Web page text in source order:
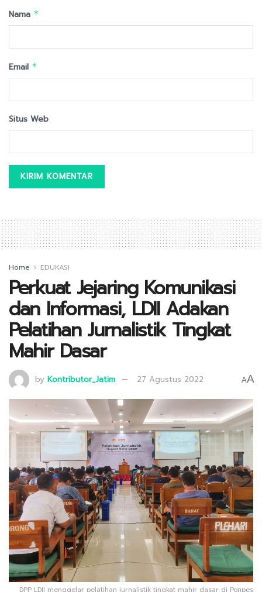
Nama *
Email *
Situs Web
Home EDUKASI
Perkuat Jejaring Komunikasi
dan Informasi, LDII Adakan
Pelatihan Jurnalistik Tingkat
Mahir Dasar
by Kontributor_Jatim 27 Agustus 2022 AA